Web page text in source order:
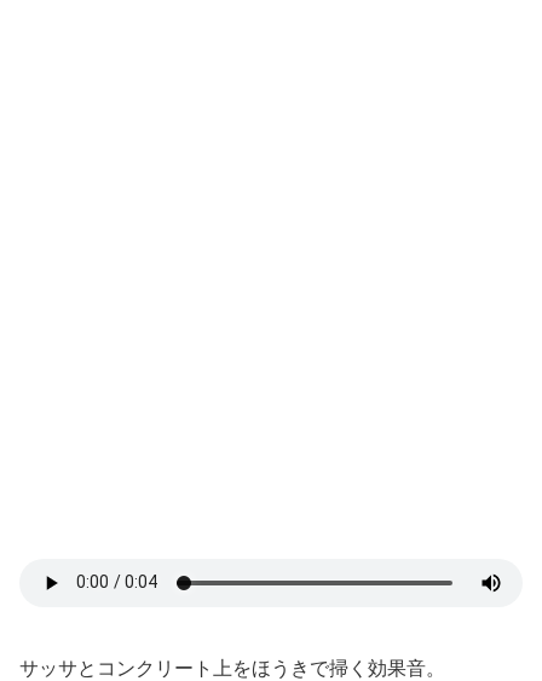
サッサとコンクリート上をほうきで掃く効果音。